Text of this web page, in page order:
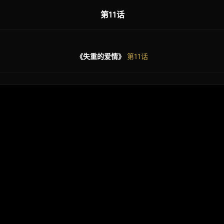
第11话
《失重的爱情》 第11话